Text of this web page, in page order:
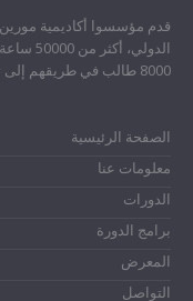
8000 طالب في طريقهم إلى تحقيق أهدافهم بمعدل رضا مرتفع.
الصفحة الرئيسية
معلومات عنا
الدورات
برامج الدورة
المعرض
التواصل